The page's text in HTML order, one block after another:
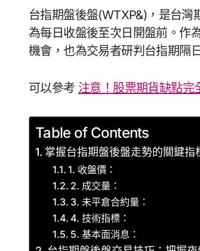
台指期盤後盤(WTXP&)，是台
為每日收盤後至次日開盤前。作
機會，也為交易者研判台指期隔
可以參考 注意！股票期貨缺點完
Table of Contents
掌握台指期盤後盤走勢的關鍵指
1. 收盤價：
2. 成交量：
3. 未平倉合約量：
4. 技術指標：
5. 基本面消息：